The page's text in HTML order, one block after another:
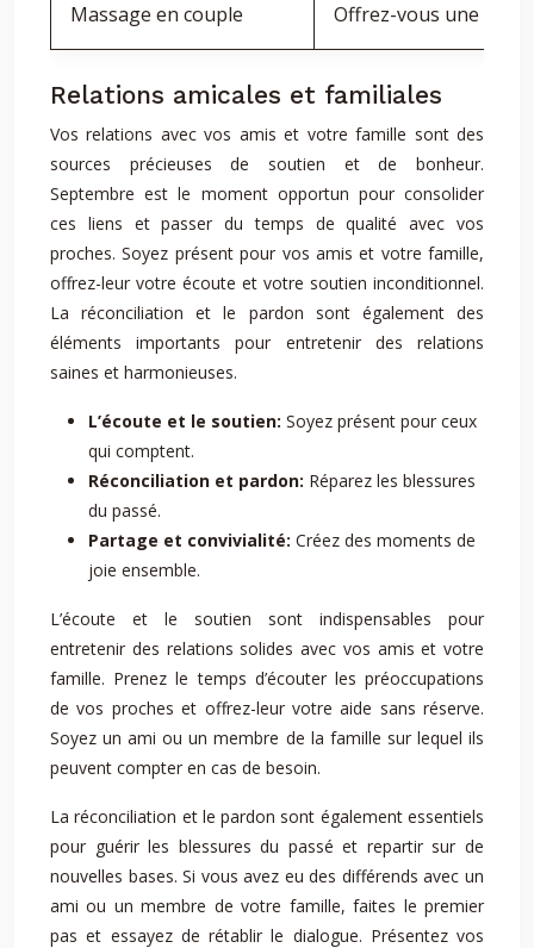
Massage en couple Offrez-vous une
Relations amicales et familiales
Vos relations avec vos amis et votre famille sont des
sources précieuses de soutien et de bonheur.
Septembre est le moment opportun pour consolider
ces liens et passer du temps de qualité avec vos
proches. Soyez présent pour vos amis et votre famille,
offrez-leur votre écoute et votre soutien inconditionnel.
La réconciliation et le pardon sont également des
éléments importants pour entretenir des relations
saines et harmonieuses.
L’écoute et le soutien: Soyez présent pour ceux
qui comptent.
Réconciliation et pardon: Réparez les blessures
du passé.
Partage et convivialité: Créez des moments de
joie ensemble.
L’écoute et le soutien sont indispensables pour
entretenir des relations solides avec vos amis et votre
famille. Prenez le temps d’écouter les préoccupations
de vos proches et offrez-leur votre aide sans réserve.
Soyez un ami ou un membre de la famille sur lequel ils
peuvent compter en cas de besoin.
La réconciliation et le pardon sont également essentiels
pour guérir les blessures du passé et repartir sur de
nouvelles bases. Si vous avez eu des différends avec un
ami ou un membre de votre famille, faites le premier
pas et essayez de rétablir le dialogue. Présentez vos